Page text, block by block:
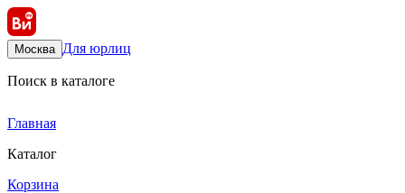
Москва Для юрлиц
Поиск в каталоге
Главная
Каталог
Корзина